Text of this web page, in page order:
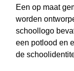
Een op maat
worden
schoollogo
een potlood en
de